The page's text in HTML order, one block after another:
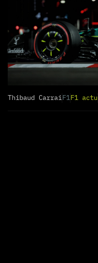
Thibaud CarraiF1F1 actu